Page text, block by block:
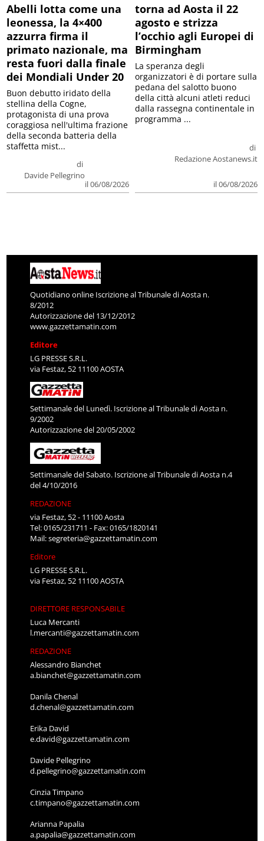
Abelli lotta come una
leonessa, la 4×400
azzurra firma il
primato nazionale, ma
resta fuori dalla finale
dei Mondiali Under 20
di
Davide Pellegrino
il 06/08/2026
Buon debutto iridato della
stellina della Cogne,
protagonista di una prova
coraggiosa nell'ultima frazione
della seconda batteria della
staffetta mist...
torna ad Aosta il 22
agosto e strizza
l’occhio agli Europei di
Birmingham
di
Redazione Aostanews.it
il 06/08/2026
La speranza degli
organizzatori è di portare sulla
pedana del salotto buono
della città alcuni atleti reduci
dalla rassegna continentale in
programma ...
Quotidiano online Iscrizione al Tribunale di Aosta n.
8/2012
Autorizzazione del 13/12/2012
www.gazzettamatin.com
Editore
LG PRESSE S.R.L.
via Festaz, 52 11100 AOSTA
Settimanale del Lunedì. Iscrizione al Tribunale di Aosta n.
9/2002
Autorizzazione del 20/05/2002
Settimanale del Sabato. Iscrizione al Tribunale di Aosta n.4
del 4/10/2016
REDAZIONE
via Festaz, 52 - 11100 Aosta
Tel: 0165/231711 - Fax: 0165/1820141
Mail:segreteria@gazzettamatin.com
Editore
LG PRESSE S.R.L.
via Festaz, 52 11100 AOSTA
DIRETTORE RESPONSABILE
Luca Mercanti
l.mercanti@gazzettamatin.com
REDAZIONE
Alessandro Bianchet
a.bianchet@gazzettamatin.com
Danila Chenal
d.chenal@gazzettamatin.com
Erika David
e.david@gazzettamatin.com
Davide Pellegrino
d.pellegrino@gazzettamatin.com
Cinzia Timpano
c.timpano@gazzettamatin.com
Arianna Papalia
a.papalia@gazzettamatin.com